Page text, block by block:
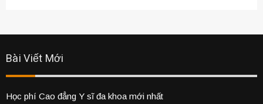
Bài Viết Mới
Học phí Cao đẳng Y sĩ đa khoa mới nhất